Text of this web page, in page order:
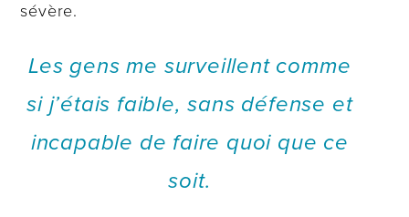
sévère.
Les gens me surveillent comme
si j’étais faible, sans défense et
incapable de faire quoi que ce
soit.